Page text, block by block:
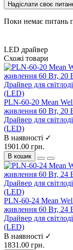
Надіслати своє
Поки немає питань
LED драйвер
Схожі товари
PLN-60-20 Mean
живлення 60 Вт, 20
Драйвер для
(LED)
В наявності ✓
1901.00 грн.
В кошик
PLN-60-24 Mean
живлення 60 Вт, 24
Драйвер для
(LED)
В наявності ✓
1831.00 грн.